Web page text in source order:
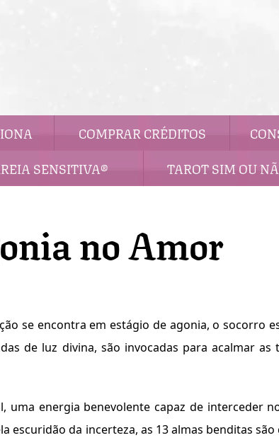
COMPRAR CRÉDITOS
SENSITIVA® TAROT SIM OU
no Amor
se encontra em estágio de agonia, o socorro
de luz divina, são invocadas para acalmar
uma energia benevolente capaz de interceder
da incerteza, as 13 almas benditas